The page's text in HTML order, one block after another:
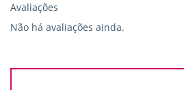
Avaliações
Não há avaliações ainda.